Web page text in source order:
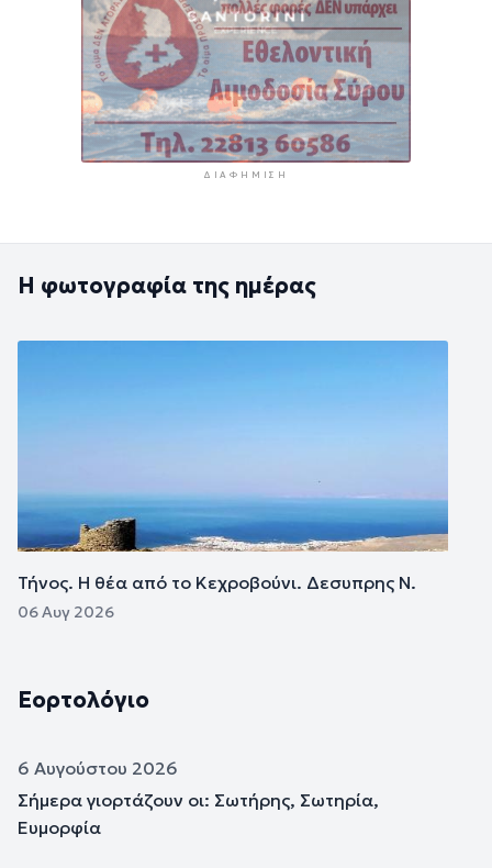
ΔΙΑΦΉΜΙΣΗ
Η φωτογραφία της ημέρας
Τήνος. Η θέα από το Κεχροβούνι. Δεσυπρης Ν.
06 Αυγ 2026
Εορτολόγιο
6 Αυγούστου 2026
Σήμερα γιορτάζουν οι: Σωτήρης, Σωτηρία,
Ευμορφία